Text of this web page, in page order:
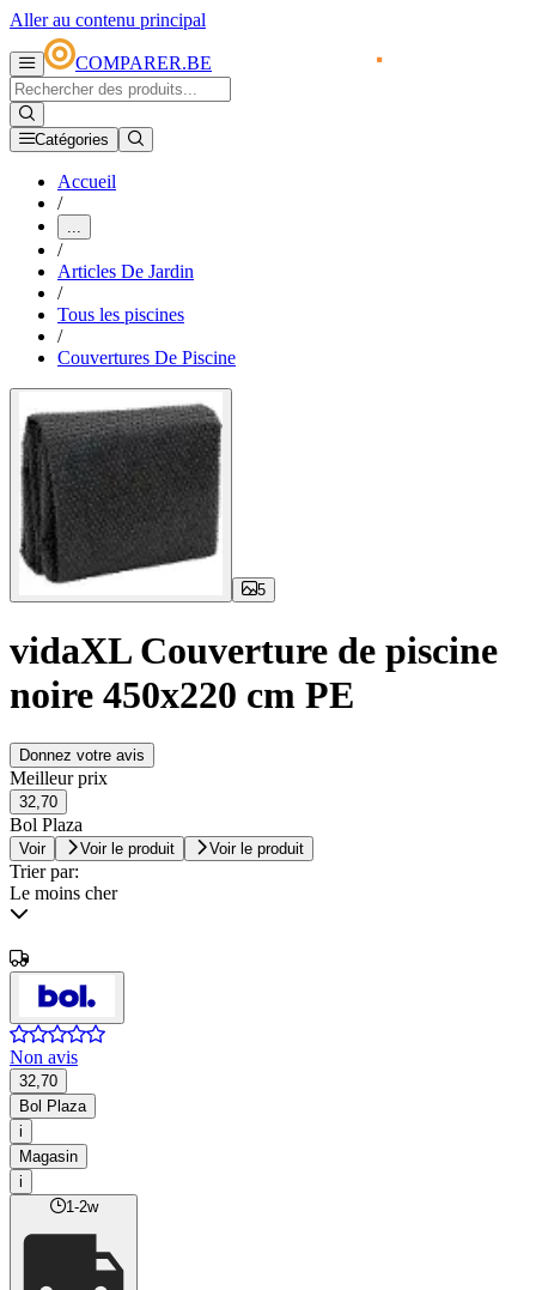
Aller au contenu principal
COMPARER.BE
Catégories
Accueil
/
...
/
Articles De Jardin
/
Tous les piscines
/
Couvertures De Piscine
5
vidaXL Couverture de piscine
noire 450x220 cm PE
Donnez votre avis
Meilleur prix
32,70
Bol Plaza
Voir Voir le produit Voir le produit
Trier par:
Le moins cher
Non avis
32,70
Bol Plaza
i
Magasin
i
1-2w